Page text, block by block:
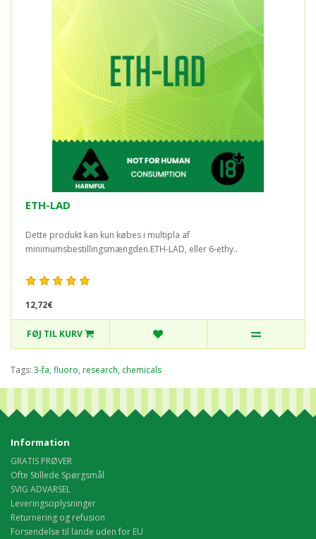
ETH-LAD
Dette produkt kan kun købes i multipla af
minimumsbestillingsmængden.ETH-LAD, eller 6-ethy..
12,72€
FØJ TIL KURV
Tags: 3-fa, fluoro, research, chemicals
Information
GRATIS PRØVER
Ofte Stillede Spørgsmål
SVIG ADVARSEL
Leveringsoplysninger
Returnering og refusion
Forsendelse til lande uden for EU